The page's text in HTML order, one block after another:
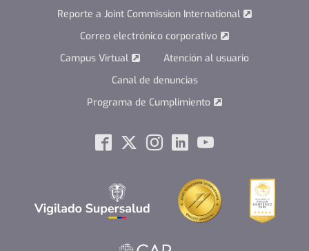
Reporte a Joint Commission International
Correo electrónico corporativo
Campus Virtual
Atención al usuario
Canal de denuncias
Programa de Cumplimiento